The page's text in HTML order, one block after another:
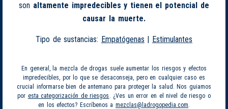
son altamente impredecibles y tienen el potencial de
causar la muerte.
Tipo de sustancias: Empatógenas | Estimulantes
En general, la mezcla de drogas suele aumentar los riesgos y efectos
impredecibles, por lo que se desaconseja, pero en cualquier caso es
crucial informarse bien de antemano para proteger la salud. Nos guiamos
por esta categorización de riesgos . ¿Ves un error en el nivel de riesgo o
en los efectos? Escríbenos a mezclas@ladrogopedia.com.